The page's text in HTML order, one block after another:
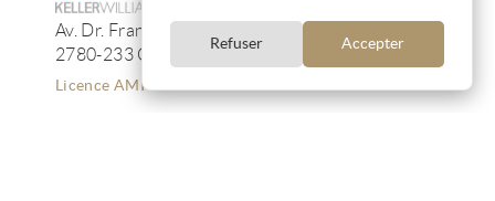
Av. Dr. Francisco de Sá Carneiro, 233, 13F
2780-233 Oeiras
Licence AMI 12223
Refuser Accepter